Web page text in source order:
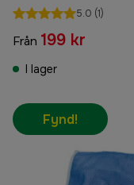
5.0 (1)
Från 199 kr
I lager
Fynd!